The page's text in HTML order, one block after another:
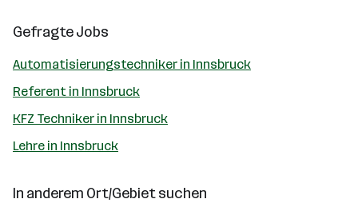
Gefragte Jobs
Automatisierungstechniker in Innsbruck
Referent in Innsbruck
KFZ Techniker in Innsbruck
Lehre in Innsbruck
In anderem Ort/Gebiet suchen